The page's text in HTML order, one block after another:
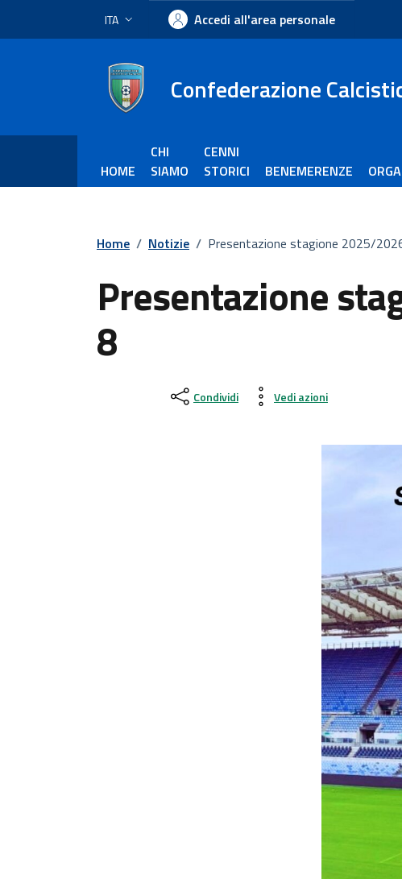
Lingua attiva:
ITA Accedi all'area personale
Confederazione
HOME
CHI
SIAMO
CENNI
STORICI
BENEMERENZE
Home / Notizie / Presentazione stagione 2025/
Presentazione
8
Condividi Vedi azioni